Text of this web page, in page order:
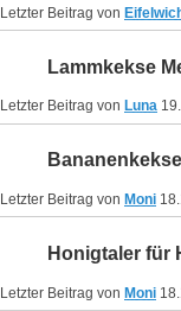
Letzter Beitrag von
Lammkekse
Letzter Beitrag von Luna
Letzter Beitrag von Moni
Honigtaler für
Letzter Beitrag von Moni